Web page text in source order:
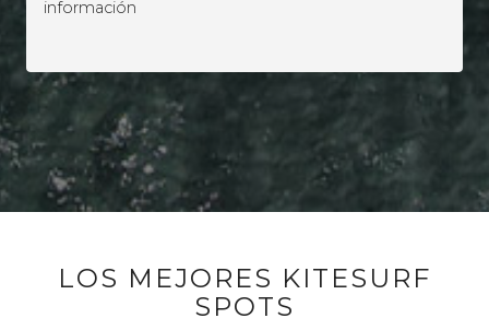
información
LOS MEJORES KITESURF
SPOTS